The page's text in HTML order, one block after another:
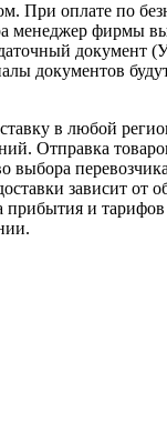
При оплате по
менеджер фирмы
документ
документов
в любой
Отправка
выбора
зависит от
прибытия и